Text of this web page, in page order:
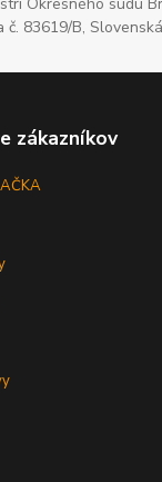
č. 83619/B,
zákazníkov